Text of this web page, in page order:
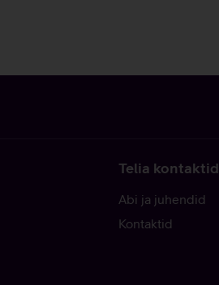
Telia kontaktid
Abi ja juhendid
Kontaktid